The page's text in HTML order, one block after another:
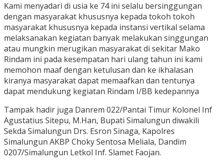
Kami menyadari di usia ke 74 ini selalu bersinggungan
dengan masyarakat khususnya kepada tokoh tokoh
masyarakat khususnya kepada instansi vertikal selama
melaksanakan kegiatan banyak melakukan singgungan
atau mungkin merugikan masyarakat di sekitar Mako
Rindam ini pada kesempatan hari ulang tahun ini kami
memohon maaf dengan ketulusan dan ke ikhalasan
kiranya masyarakat dapat memaafkan dan tentunya
dapat mendukung kegiatan Rindam I/BB kedepannya
Tampak hadir juga Danrem 022/Pantai Timur Kolonel Inf
Agustatius Sitepu, M.Han, Bupati Simalungun diwakili
Sekda Simalungun Drs. Esron Sinaga, Kapolres
Simalungun AKBP Choky Sentosa Meliala, Dandim
0207/Simalungun Letkol Inf. Slamet Faojan.